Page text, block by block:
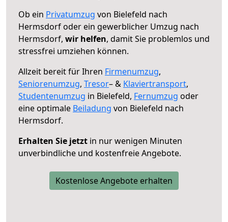
Ob ein Privatumzug von Bielefeld nach
Hermsdorf oder ein gewerblicher Umzug nach
Hermsdorf, wir helfen, damit Sie problemlos und
stressfrei umziehen können.
Allzeit bereit für Ihren Firmenumzug,
Seniorenumzug, Tresor– & Klaviertransport,
Studentenumzug in Bielefeld, Fernumzug oder
eine optimale Beiladung von Bielefeld nach
Hermsdorf.
Erhalten Sie jetzt in nur wenigen Minuten
unverbindliche und kostenfreie Angebote.
Kostenlose Angebote erhalten